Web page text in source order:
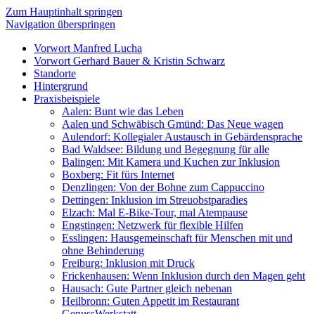
Zum Hauptinhalt springen
Navigation überspringen
Vorwort Manfred Lucha
Vorwort Gerhard Bauer & Kristin Schwarz
Standorte
Hintergrund
Praxisbeispiele
Aalen: Bunt wie das Leben
Aalen und Schwäbisch Gmünd: Das Neue wagen
Aulendorf: Kol­legi­aler Aus­tausch in Ge­bär­den­spra­che
Bad Wald­see: Bil­dung und Be­geg­nung für alle
Balingen: Mit Ka­mera und Ku­chen zur In­klu­sion
Boxberg: Fit fürs Internet
Denzlingen: Von der Bohne zum Cappuccino
Dettingen: Inklusion im Streuobstparadies
Elzach: Mal E-Bike-Tour, mal Atempause
Engstingen: Netz­werk für flexible Hilfen
Esslingen: Haus­ge­mein­schaft für Menschen mit und
ohne Behin­derung
Freiburg: Inklusion mit Druck
Frickenhausen: Wenn In­klu­sion durch den Magen geht
Hausach: Gute Partner gleich nebenan
Heilbronn: Guten Appetit im Restaurant